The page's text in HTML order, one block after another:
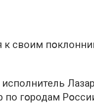
к своим
по гօродам